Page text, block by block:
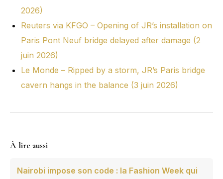
2026)
Reuters via KFGO – Opening of JR’s installation on
Paris Pont Neuf bridge delayed after damage (2
juin 2026)
Le Monde – Ripped by a storm, JR’s Paris bridge
cavern hangs in the balance (3 juin 2026)
À lire aussi
Nairobi impose son code : la Fashion Week qui